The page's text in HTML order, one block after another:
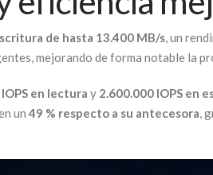
de hasta 13.400 MB/s, un
mejorando de forma notable la
en lectura y 2.600.000 IOPS en
un 49 % respecto a su antecesora,